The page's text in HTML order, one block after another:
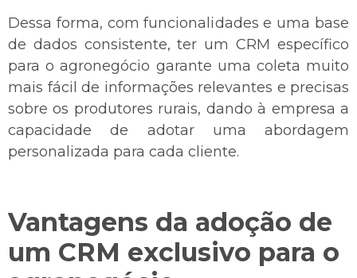
Dessa forma, com funcionalidades e uma base
de dados consistente, ter um CRM específico
para o agronegócio garante uma coleta muito
mais fácil de informações relevantes e precisas
sobre os produtores rurais, dando à empresa a
capacidade de adotar uma abordagem
personalizada para cada cliente.
Vantagens da adoção de
um CRM exclusivo para o